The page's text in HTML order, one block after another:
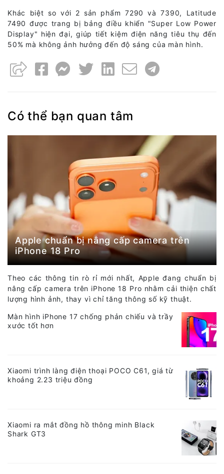
Khác biệt so với 2 sản phẩm 7290 và 7390, Latitude
7490 được trang bị bảng điều khiển "Super Low Power
Display" hiện đại, giúp tiết kiệm điện năng tiêu thụ đến
50% mà không ảnh hưởng đến độ sáng của màn hình.
Có thể bạn quan tâm
Apple chuẩn bị nâng cấp camera trên
iPhone 18 Pro
Theo các thông tin rò rỉ mới nhất, Apple đang chuẩn bị
nâng cấp camera trên iPhone 18 Pro nhằm cải thiện chất
lượng hình ảnh, thay vì chỉ tăng thông số kỹ thuật.
Màn hình iPhone 17 chống phản chiếu và trầy
xước tốt hơn
Xiaomi trình làng điện thoại POCO C61, giá từ
khoảng 2.23 triệu đồng
Xiaomi ra mắt đồng hồ thông minh Black
Shark GT3